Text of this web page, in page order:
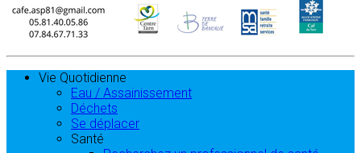
Vie Quotidienne
Eau / Assainissement
Déchets
Se déplacer
Santé